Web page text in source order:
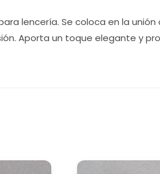
lencería. Se coloca en la
Aporta un toque elegante y